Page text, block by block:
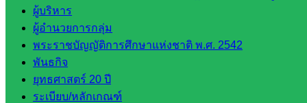
ผู้บริหาร
ผู้อำนวยการกลุ่ม
พระราชบัญญัติการศึกษาแห่งชาติ พ.ศ. 2542
พันธกิจ
ยุทธศาสตร์ 20 ปี
ระเบียบ/หลักเกณฑ์
กลุ่
มอำนวย
การ
กลุ่ม
บริหาร
งานงาน